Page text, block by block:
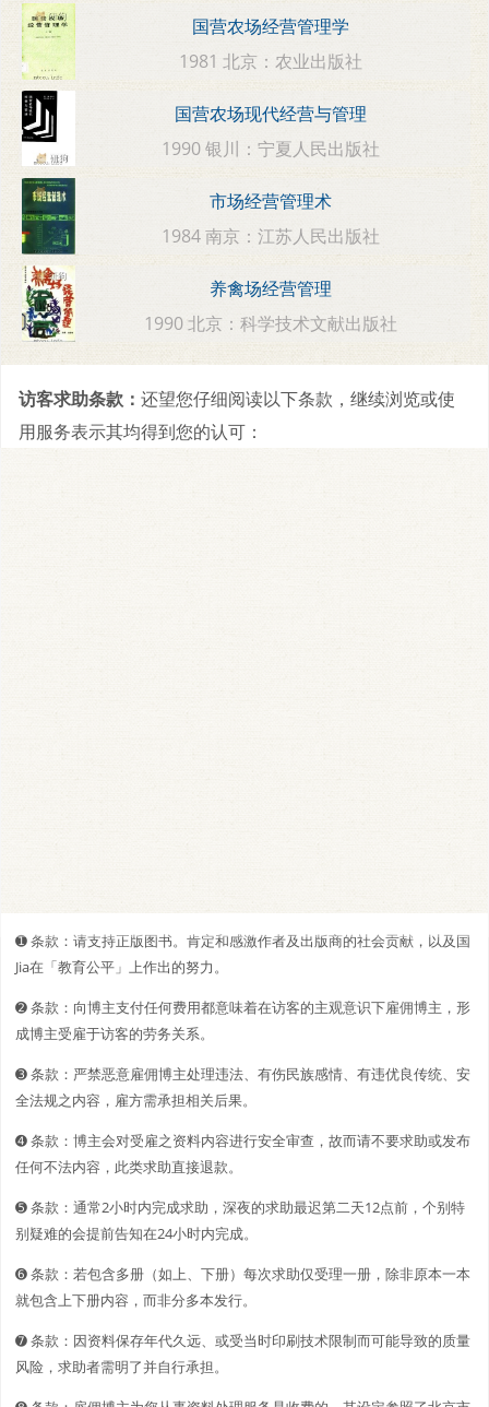
国营农场经营管理学
1981 北京：农业出版社
国营农场现代经营与管理
1990 银川：宁夏人民出版社
市场经营管理术
1984 南京：江苏人民出版社
养禽场经营管理
1990 北京：科学技术文献出版社
访客求助条款： 还望您仔细阅读以下条款，继续浏览或使
用服务表示其均得到您的认可：
➊️ 条款：请支持正版图书。肯定和感激作者及出版商的社会贡献，以及国
Jia在「教育公平」上作出的努力。
➋️️ 条款：向博主支付任何费用都意味着在访客的主观意识下雇佣博主，形
成博主受雇于访客的劳务关系。
➌ 条款：严禁恶意雇佣博主处理违法、有伤民族感情、有违优良传统、安
全法规之内容，雇方需承担相关后果。
➍ 条款：博主会对受雇之资料内容进行安全审查，故而请不要求助或发布
任何不法内容，此类求助直接退款。
➎ 条款：通常2小时内完成求助，深夜的求助最迟第二天12点前，个别特
别疑难的会提前告知在24小时内完成。
➏ 条款：若包含多册（如上、下册）每次求助仅受理一册，除非原本一本
就包含上下册内容，而非分多本发行。
➐ 条款：因资料保存年代久远、或受当时印刷技术限制而可能导致的质量
风险，求助者需明了并自行承担。